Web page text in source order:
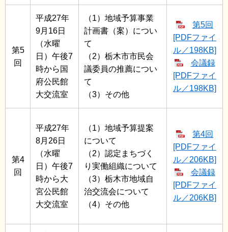
第5
回
平成27年
9月16日
（水曜
日）午後7
時から国
府公民館
大交流室
（1）地域予算事業
計画書（案）につい
て
（2）栃木市市民会
議委員の推薦につい
て
（3）その他
第5回
[PDFファイ
ル／198KB]
会議録
[PDFファイ
ル／198KB]
第4
回
平成27年
8月26日
（水曜
日）午後7
時から大
宮公民館
大交流室
（1）地域予算提案
について
（2）認定まちづく
り実働組織について
（3）栃木市地域自
治交流会について
（4）その他
第4回
[PDFファイ
ル／206KB]
会議録
[PDFファイ
ル／206KB]